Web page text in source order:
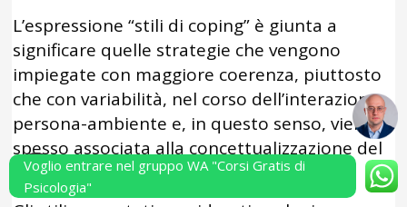
L’espressione “stili di coping” è giunta a
significare quelle strategie che vengono
impiegate con maggiore coerenza, piuttosto
che con variabilità, nel corso dell’interazione
persona-ambiente e, in questo senso, viene
spesso associata alla concettualizzazione del
coping in termini di tratto.
Voglio entrare nel gruppo WA "Corsi Gratis di
Psicologia"